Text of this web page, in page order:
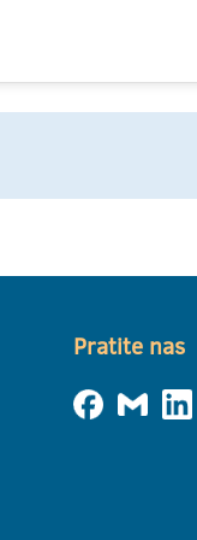
Pratite nas